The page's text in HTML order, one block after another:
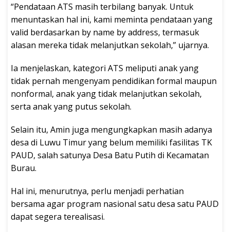
“Pendataan ATS masih terbilang banyak. Untuk
menuntaskan hal ini, kami meminta pendataan yang
valid berdasarkan by name by address, termasuk
alasan mereka tidak melanjutkan sekolah,” ujarnya.
Ia menjelaskan, kategori ATS meliputi anak yang
tidak pernah mengenyam pendidikan formal maupun
nonformal, anak yang tidak melanjutkan sekolah,
serta anak yang putus sekolah.
Selain itu, Amin juga mengungkapkan masih adanya
desa di Luwu Timur yang belum memiliki fasilitas TK
PAUD, salah satunya Desa Batu Putih di Kecamatan
Burau.
Hal ini, menurutnya, perlu menjadi perhatian
bersama agar program nasional satu desa satu PAUD
dapat segera terealisasi.